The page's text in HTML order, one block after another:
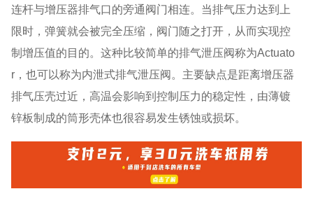
连杆与增压器排气口的旁通阀门相连。当排气压力达到上
限时，弹簧就会被完全压缩，阀门随之打开，从而实现控
制增压值的目的。这种比较简单的排气泄压阀称为Actuato
r，也可以称为内泄式排气泄压阀。主要缺点是距离增压器
排气压壳过近，高温会影响到控制压力的稳定性，由薄镀
锌板制成的筒形壳体也很容易发生锈蚀或损坏。